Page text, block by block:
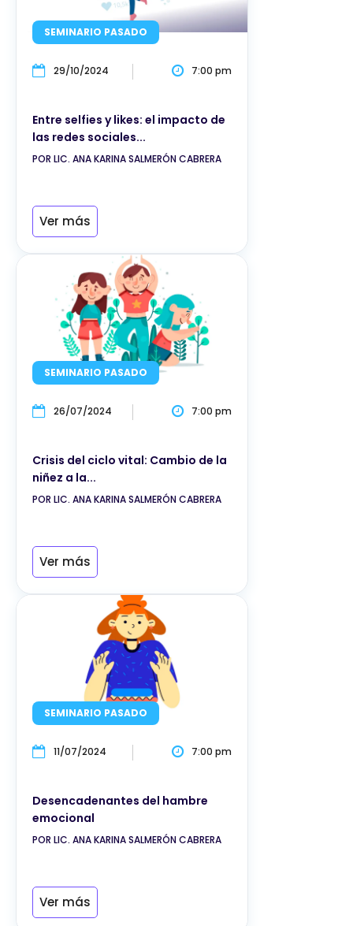
SEMINARIO PASADO
29/10/2024 7:00 pm
Entre selfies y likes: el impacto de
las redes sociales...
POR LIC. ANA KARINA SALMERÓN CABRERA
Ver más
SEMINARIO PASADO
26/07/2024 7:00 pm
Crisis del ciclo vital: Cambio de la
niñez a la...
POR LIC. ANA KARINA SALMERÓN CABRERA
Ver más
SEMINARIO PASADO
11/07/2024 7:00 pm
Desencadenantes del hambre
emocional
POR LIC. ANA KARINA SALMERÓN CABRERA
Ver más